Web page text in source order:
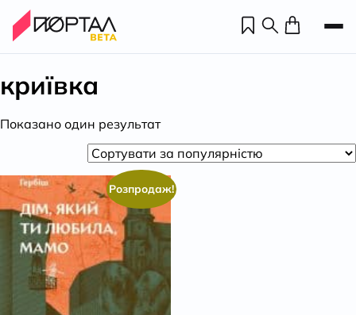
криївка
Показано один результат
Розпродаж!